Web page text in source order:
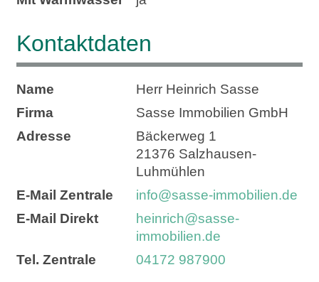
Kontaktdaten
Name
Herr Heinrich Sasse
Firma
Sasse Immobilien GmbH
Adresse
Bäckerweg 1
21376 Salzhausen-
Luhmühlen
E-Mail Zentrale
info@sasse-immobilien.de
E-Mail Direkt
heinrich@sasse-
immobilien.de
Tel. Zentrale
04172 987900